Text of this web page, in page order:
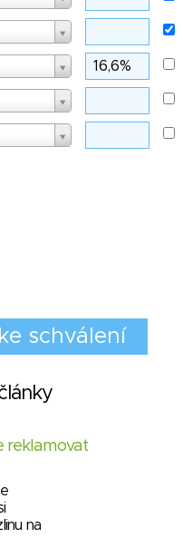
reklamovat
na